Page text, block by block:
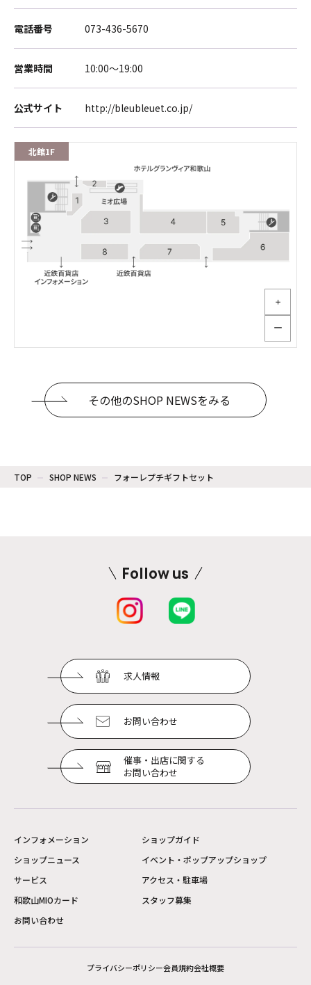
電話番号 073-436-5670
営業時間 10:00～19:00
公式サイト http://bleubleuet.co.jp/
北館1F
＋
ー
その他のSHOP NEWSをみる
TOP SHOP NEWS フォーレプチギフトセット
Follow us
求人情報
お問い合わせ
催事・出店に関する
お問い合わせ
インフォメーション
ショップガイド
ショップニュース
イベント・ポップアップショップ
サービス
アクセス・駐車場
和歌山MIOカード
スタッフ募集
お問い合わせ
プライバシーポリシー会員規約会社概要